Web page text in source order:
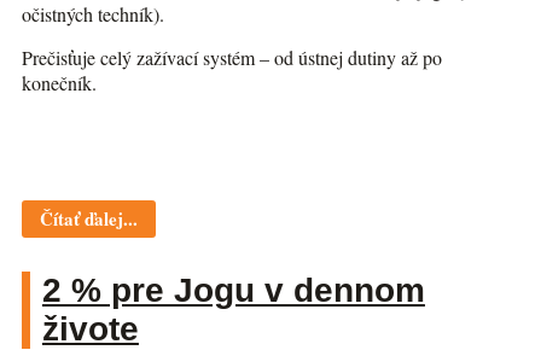
očistných techník).
Prečisťuje celý zažívací systém – od ústnej dutiny až po
konečník.
Čítať ďalej...
2 % pre Jogu v dennom
živote